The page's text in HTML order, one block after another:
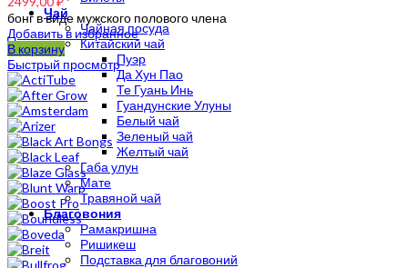
Чай
Чайная посуда
Китайский чай
Пуэр
Да Хун Пао
Те Гуань Инь
Гуандунские Улуны
Белый чай
Зеленый чай
Желтый чай
Габа улун
Мате
Травяной чай
Благовония
Рамакришна
Ришикеш
Подставка для благовоний
бонг в виде мужского полового члена
Добавить в избранное
В корзину
Быстрый просмотр